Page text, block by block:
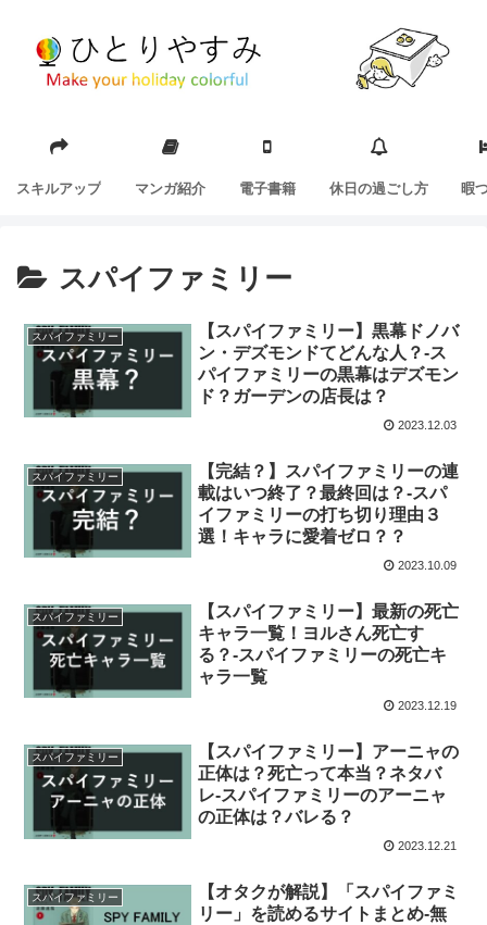
スキルアップ マンガ紹介 電子書籍 休日の過ごし方 暇
スパイファミリー
スパイファミリー
【スパイファミリー】黒幕ドノバ
ン・デズモンドてどんな人？-ス
パイファミリーの黒幕はデズモン
ド？ガーデンの店長は？
2023.12.03
スパイファミリー
【完結？】スパイファミリーの連
載はいつ終了？最終回は？-スパ
イファミリーの打ち切り理由３
選！キャラに愛着ゼロ？？
2023.10.09
スパイファミリー
【スパイファミリー】最新の死亡
キャラ一覧！ヨルさん死亡す
る？-スパイファミリーの死亡キ
ャラ一覧
2023.12.19
スパイファミリー
【スパイファミリー】アーニャの
正体は？死亡って本当？ネタバ
レ-スパイファミリーのアーニャ
の正体は？バレる？
2023.12.21
スパイファミリー
【オタクが解説】「スパイファミ
リー」を読めるサイトまとめ-無